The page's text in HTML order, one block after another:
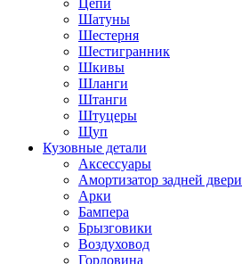
Цепи
Шатуны
Шестерня
Шестигранник
Шкивы
Шланги
Штанги
Штуцеры
Щуп
Кузовные детали
Аксессуары
Амортизатор задней двери
Арки
Бампера
Брызговики
Воздуховод
Горловина